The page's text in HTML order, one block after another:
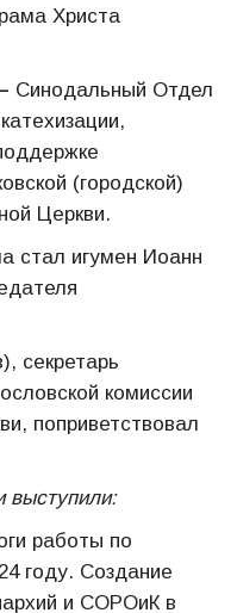
Христа
– Синодальный Отдел
(городской)
Церкви.
стал игумен Иоанн
секретарь
комиссии
поприветствовал
выступили:
работы по
году. Создание
и СОРОиК в